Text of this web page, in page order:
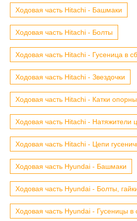
Ходовая часть Hitachi - Башмаки
Ходовая часть Hitachi - Болты
Ходовая часть Hitachi - Гусеница в
Ходовая часть Hitachi - Звездочки
Ходовая часть Hitachi - Катки
Ходовая часть Hitachi - Натяжители
Ходовая часть Hitachi - Цепи
Ходовая часть Hyundai - Башмаки
Ходовая часть Hyundai - Болты,
Ходовая часть Hyundai - Гусеницы в